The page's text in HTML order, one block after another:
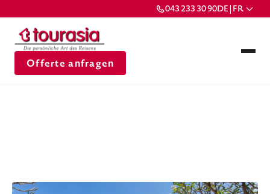
043 233 30 90DE | FR
Offerte anfragen